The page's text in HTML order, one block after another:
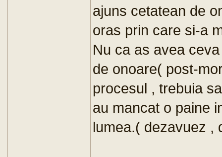
ajuns cetatean de
oras prin care si-a
Nu ca as avea
de onoare( post-
procesul , trebuia
au mancat o paine
lumea.( dezavuez ,